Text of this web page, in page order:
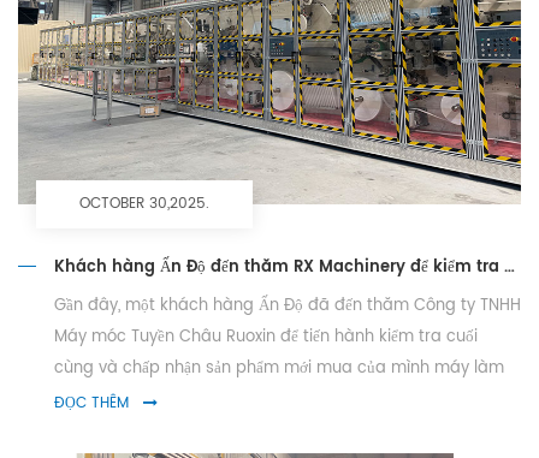
OCTOBER 30,2025.
Khách hàng Ấn Độ đến thăm RX Machinery để kiểm tra máy sản xuất băng vệ sinh
Gần đây, một khách hàng Ấn Độ đã đến thăm Công ty TNHH
Máy móc Tuyền Châu Ruoxin để tiến hành kiểm tra cuối
cùng và chấp nhận sản phẩm mới mua của mình máy làm
băng vệ sinh . Chiếc máy này đánh dấu dây chuyền sản xuất
ĐỌC THÊM